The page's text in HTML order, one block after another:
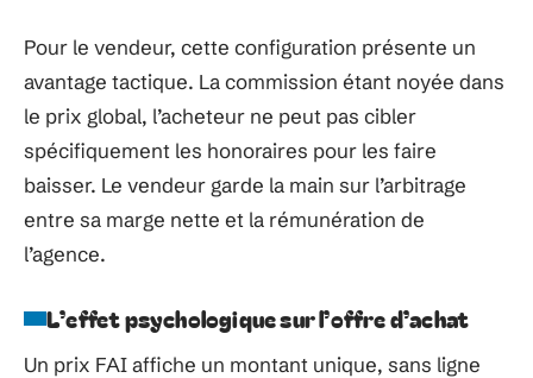
Pour le vendeur, cette configuration présente un
avantage tactique. La commission étant noyée dans
le prix global, l’acheteur ne peut pas cibler
spécifiquement les honoraires pour les faire
baisser. Le vendeur garde la main sur l’arbitrage
entre sa marge nette et la rémunération de
l’agence.
L’effet psychologique sur l’offre d’achat
Un prix FAI affiche un montant unique, sans ligne